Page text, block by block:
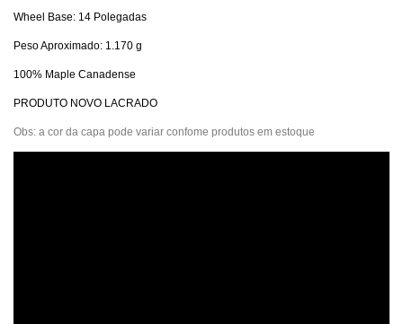
Wheel Base: 14 Polegadas
Peso Aproximado: 1.170 g
100% Maple Canadense
PRODUTO NOVO LACRADO
Obs: a cor da capa pode variar confome produtos em estoque